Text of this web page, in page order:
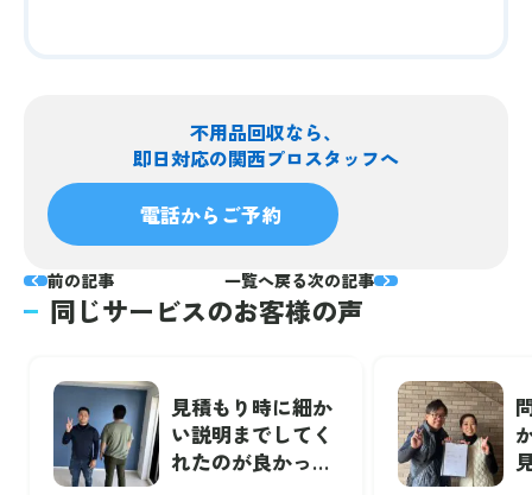
不用品回収なら、
即日対応の関西プロスタッフへ
電話からご予約
前の記事 一覧へ戻る次の記事
同じサービスのお客様の声
見積もり時に細か
い説明までしてく
れたのが良かっ